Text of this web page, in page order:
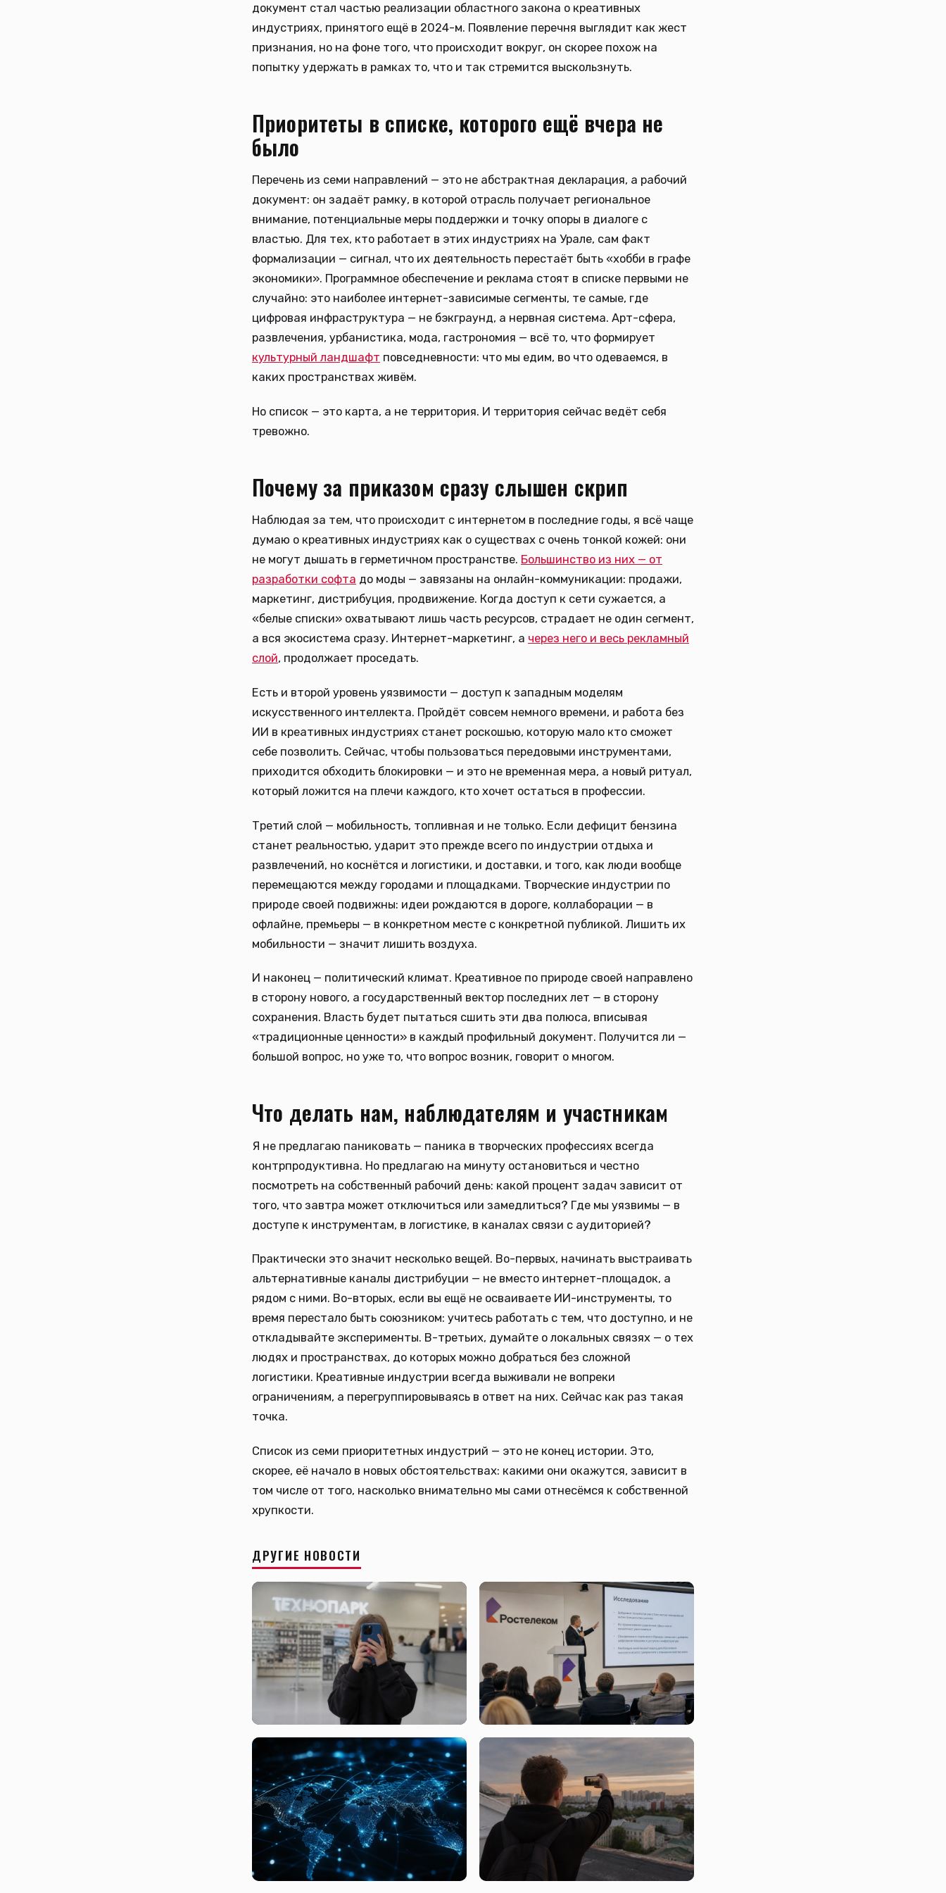
документ стал частью реализации областного закона о креативных
индустриях, принятого ещё в 2024-м. Появление перечня выглядит как жест
признания, но на фоне того, что происходит вокруг, он скорее похож на
попытку удержать в рамках то, что и так стремится выскользнуть.
Приоритеты в списке, которого ещё вчера не
было
Перечень из семи направлений — это не абстрактная декларация, а рабочий
документ: он задаёт рамку, в которой отрасль получает региональное
внимание, потенциальные меры поддержки и точку опоры в диалоге с
властью. Для тех, кто работает в этих индустриях на Урале, сам факт
формализации — сигнал, что их деятельность перестаёт быть «хобби в графе
экономики». Программное обеспечение и реклама стоят в списке первыми не
случайно: это наиболее интернет-зависимые сегменты, те самые, где
цифровая инфраструктура — не бэкграунд, а нервная система. Арт-сфера,
развлечения, урбанистика, мода, гастрономия — всё то, что формирует
культурный ландшафт повседневности: что мы едим, во что одеваемся, в
каких пространствах живём.
Но список — это карта, а не территория. И территория сейчас ведёт себя
тревожно.
Почему за приказом сразу слышен скрип
Наблюдая за тем, что происходит с интернетом в последние годы, я всё чаще
думаю о креативных индустриях как о существах с очень тонкой кожей: они
не могут дышать в герметичном пространстве. Большинство из них — от
разработки софта до моды — завязаны на онлайн-коммуникации: продажи,
маркетинг, дистрибуция, продвижение. Когда доступ к сети сужается, а
«белые списки» охватывают лишь часть ресурсов, страдает не один сегмент,
а вся экосистема сразу. Интернет-маркетинг, а через него и весь рекламный
слой, продолжает проседать.
Есть и второй уровень уязвимости — доступ к западным моделям
искусственного интеллекта. Пройдёт совсем немного времени, и работа без
ИИ в креативных индустриях станет роскошью, которую мало кто сможет
себе позволить. Сейчас, чтобы пользоваться передовыми инструментами,
приходится обходить блокировки — и это не временная мера, а новый ритуал,
который ложится на плечи каждого, кто хочет остаться в профессии.
Третий слой — мобильность, топливная и не только. Если дефицит бензина
станет реальностью, ударит это прежде всего по индустрии отдыха и
развлечений, но коснётся и логистики, и доставки, и того, как люди вообще
перемещаются между городами и площадками. Творческие индустрии по
природе своей подвижны: идеи рождаются в дороге, коллаборации — в
офлайне, премьеры — в конкретном месте с конкретной публикой. Лишить их
мобильности — значит лишить воздуха.
И наконец — политический климат. Креативное по природе своей направлено
в сторону нового, а государственный вектор последних лет — в сторону
сохранения. Власть будет пытаться сшить эти два полюса, вписывая
«традиционные ценности» в каждый профильный документ. Получится ли —
большой вопрос, но уже то, что вопрос возник, говорит о многом.
Что делать нам, наблюдателям и участникам
Я не предлагаю паниковать — паника в творческих профессиях всегда
контрпродуктивна. Но предлагаю на минуту остановиться и честно
посмотреть на собственный рабочий день: какой процент задач зависит от
того, что завтра может отключиться или замедлиться? Где мы уязвимы — в
доступе к инструментам, в логистике, в каналах связи с аудиторией?
Практически это значит несколько вещей. Во-первых, начинать выстраивать
альтернативные каналы дистрибуции — не вместо интернет-площадок, а
рядом с ними. Во-вторых, если вы ещё не осваиваете ИИ-инструменты, то
время перестало быть союзником: учитесь работать с тем, что доступно, и не
откладывайте эксперименты. В-третьих, думайте о локальных связях — о тех
людях и пространствах, до которых можно добраться без сложной
логистики. Креативные индустрии всегда выживали не вопреки
ограничениям, а перегруппировываясь в ответ на них. Сейчас как раз такая
точка.
Список из семи приоритетных индустрий — это не конец истории. Это,
скорее, её начало в новых обстоятельствах: какими они окажутся, зависит в
том числе от того, насколько внимательно мы сами отнесёмся к собственной
хрупкости.
ДРУГИЕ НОВОСТИ
вчера, 14:33
Минцифры отказалось от идеи
блокировки соцсетей для российских
подростков
вчера, 01:43
Что скрывается за новым
исследованием цифровых технологий
от Ростелекома и ФРИИ